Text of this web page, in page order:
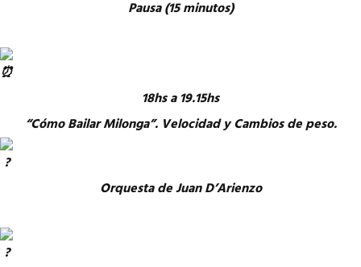
Pausa (15 minutos)
18hs a 19.15hs
“Cómo Bailar Milonga”. Velocidad y Cambios de peso.
Orquesta de Juan D’Arienzo